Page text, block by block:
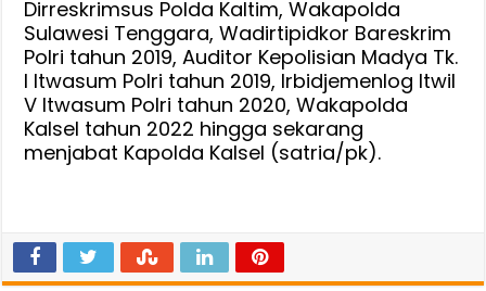
Dirreskrimsus Polda Kaltim, Wakapolda
Sulawesi Tenggara, Wadirtipidkor Bareskrim
Polri tahun 2019, Auditor Kepolisian Madya Tk.
I Itwasum Polri tahun 2019, Irbidjemenlog Itwil
V Itwasum Polri tahun 2020, Wakapolda
Kalsel tahun 2022 hingga sekarang
menjabat Kapolda Kalsel (satria/pk).